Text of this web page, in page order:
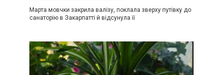
Марта мовчки закрила валізу, поклала зверху путівку до
санаторію в Закарпатті й відсунула її